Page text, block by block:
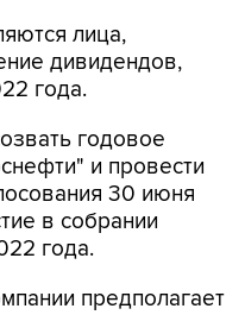
лица,
дивидендов,
года.
годовое
и провести
30 июня
в собрании
года.
предполагает